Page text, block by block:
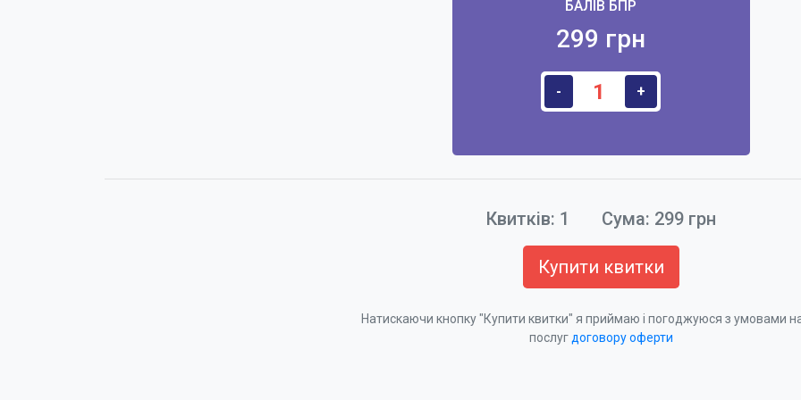
БАЛІВ БПР
299 грн
- +
Квитків: 1 Сума: 299грн
Купити квитки
Натискаючи кнопку "Купити квитки" я приймаю і погоджуюся з умовами
послугдоговору оферти